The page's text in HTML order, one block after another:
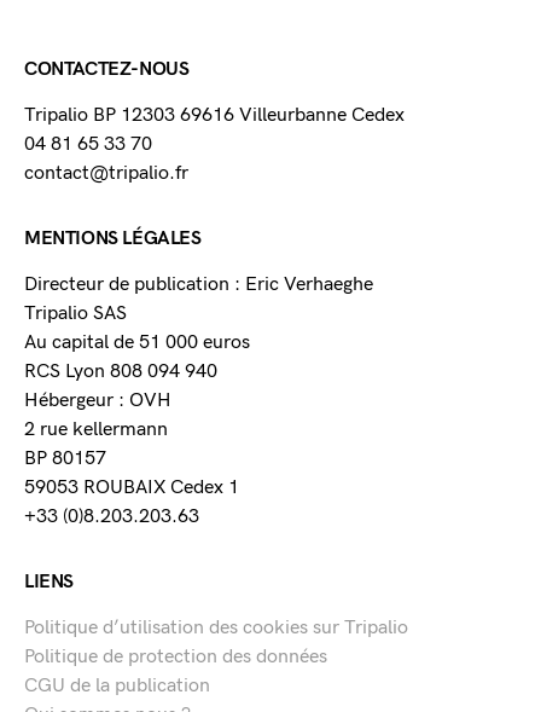
CONTACTEZ-NOUS
Tripalio BP 12303 69616 Villeurbanne Cedex
04 81 65 33 70
contact@tripalio.fr
MENTIONS LÉGALES
Directeur de publication : Eric Verhaeghe
Tripalio SAS
Au capital de 51 000 euros
RCS Lyon 808 094 940
Hébergeur : OVH
2 rue kellermann
BP 80157
59053 ROUBAIX Cedex 1
+33 (0)8.203.203.63
LIENS
Politique d’utilisation des cookies sur Tripalio
Politique de protection des données
CGU de la publication